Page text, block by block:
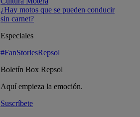
¿Hay motos que se pueden conducir
sin carnet?
Especiales
#FanStoriesRepsol
Boletín Box Repsol
Aquí empieza la emoción.
Suscríbete